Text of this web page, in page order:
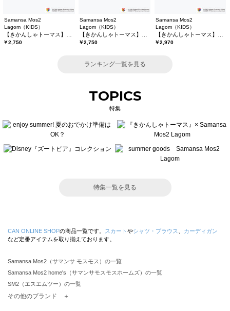
Samansa Mos2
Lagom（KIDS）
￥2,750
Samansa Mos2
Lagom（KIDS）
￥2,750
Samansa Mos2
Lagom（KIDS）
￥2,970
ランキング一覧を見る
TOPICS
特集
特集一覧を見る
CAN ONLINE SHOPの商品一覧です。 スカート やシャツ・ブラウス
カーディガン
など定番アイテムを取り揃えております。
Samansa Mos2（サマンサ モスモス）の一覧
Samansa Mos2 home's（サマンサモスモスホームズ）の一覧
SM2（エスエムツー）の一覧
TSUHARU by Samansa Mos2（ツハルバイサマンサモスモス）の一覧
その他のブランド ＋